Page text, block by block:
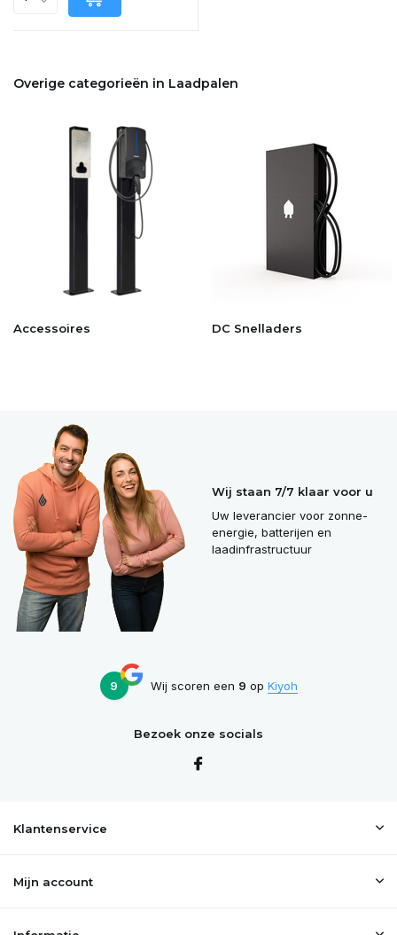
Overige categorieën in Laadpalen
Accessoires DC Snelladers
Wij staan 7/7 klaar voor u
Uw leverancier voor zonne-
energie, batterijen en
laadinfrastructuur
9 Wij scoren een 9 op Kiyoh
Bezoek onze socials
Klantenservice
Mijn account